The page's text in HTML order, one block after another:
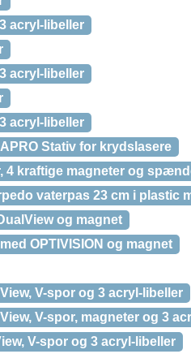
acryl-libeller
acryl-libeller
acryl-libeller
Stativ for krydslasere
4 kraftige magneter og
vaterpas 23 cm i plastic
og magnet
OPTIVISION og magnet
V-spor og 3 acryl-libeller
V-spor, magneter og 3
V-spor og 3 acryl-libeller